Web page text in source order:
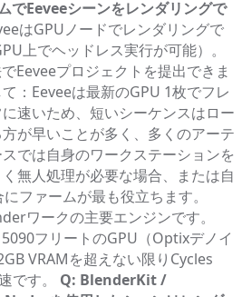
でEeveeシーンをレンダリングで
はGPUノードでレンダリングで
上でヘッドレス実行が可能）。
Eeveeプロジェクトを提出できま
：Eeveeは最新のGPU 1枚でフレ
速いため、短いシーケンスはロー
が早いことが多く、多くのアーテ
では自身のワークステーションを
無人処理が必要な場合、または自
ファームが最も役立ちます。
ワークの主要エンジンです。
フリートのGPU（Optixデノイ
VRAMを超えない限りCycles
です。 Q: BlenderKit /